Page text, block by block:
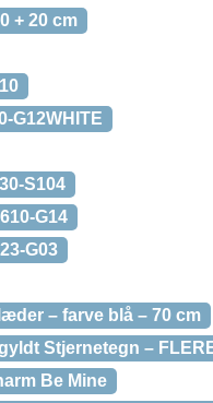
+ 20 cm
G12WHITE
S104
G14
G03
– farve blå – 70 cm
Stjernetegn –
Be Mine